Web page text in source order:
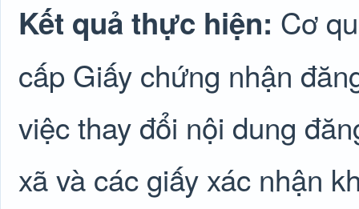
Kết quả thực hiện: Cơ
cấp Giấy chứng nhận
việc thay đổi nội dung
xã và các giấy xác nhận